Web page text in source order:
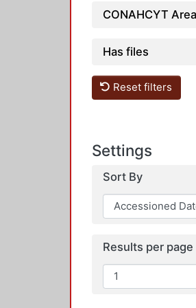
CONAHCYT Area
Has files
Reset filters
Settings
Sort By
Results per page